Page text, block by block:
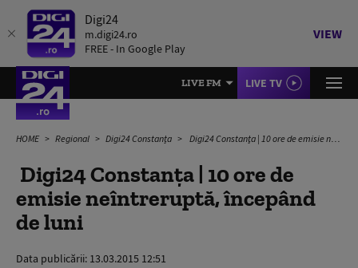
Digi24
m.digi24.ro
FREE - In Google Play
VIEW
LIVE FM LIVE TV
HOME Regional Digi24 Constanța Digi24 Constanţa | 10 ore de emisie neîntreruptă, începând de luni
Digi24 Constanţa | 10 ore de
emisie neîntreruptă, începând
de luni
Data publicării: 13.03.2015 12:51